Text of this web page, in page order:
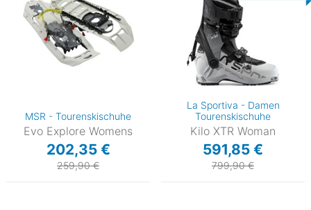
MSR - Tourenskischuhe
Evo Explore Womens
202,35 €
259,90 €
La Sportiva - Damen
Tourenskischuhe
Kilo XTR Woman
591,85 €
799,90 €